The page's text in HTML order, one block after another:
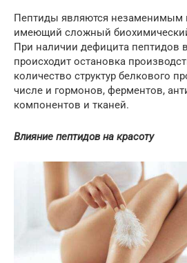
Пептиды являются незаменимым
имеющий сложный биохимический
При наличии дефицита пептидов
происходит остановка
количество структур белкового
числе и гормонов, ферментов,
компонентов и тканей.
Влияние пептидов на красоту